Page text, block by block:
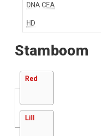
DNA CEA
HD
Stamboom
Red
Lill